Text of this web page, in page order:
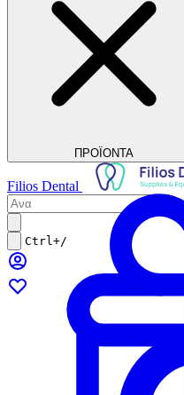
ΠΡΟΪΟΝΤΑ
Filios Dental
Ctrl+/